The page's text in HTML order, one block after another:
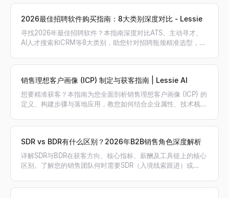
2026最佳招聘软件购买指南：8大类别深度对比 - Lessie
寻找2026年最佳招聘软件？本指南深度对比ATS、主动寻才、
AI人才搜索和CRM等8大类别，助您针对招聘瓶颈精准选型，搭
销售理想客户画像 (ICP) 制定与获客指南 | Lessie AI
想要精准获客？本指南为您全面剖析销售理想客户画像 (ICP) 的
定义、构建步骤与落地应用，教您如何结合企业属性、技术栈和
SDR vs BDR有什么区别？2026年B2B销售角色深度解析
详解SDR与BDR在获客方向、核心指标、薪酬及工具链上的核心
区别。了解您的销售团队何时需要SDR（入境线索跟进）或